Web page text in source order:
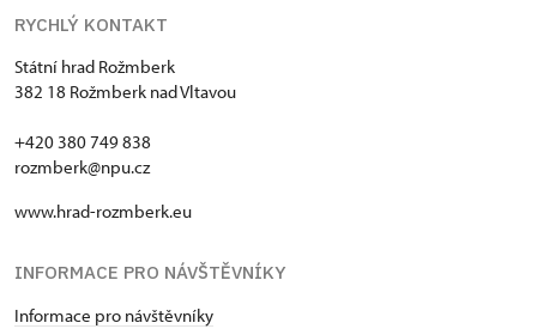
RYCHLÝ KONTAKT
Státní hrad Rožmberk
382 18 Rožmberk nad Vltavou
+420 380 749 838
rozmberk@npu.cz
www.hrad-rozmberk.eu
INFORMACE PRO NÁVŠTĚVNÍKY
Informace pro návštěvníky